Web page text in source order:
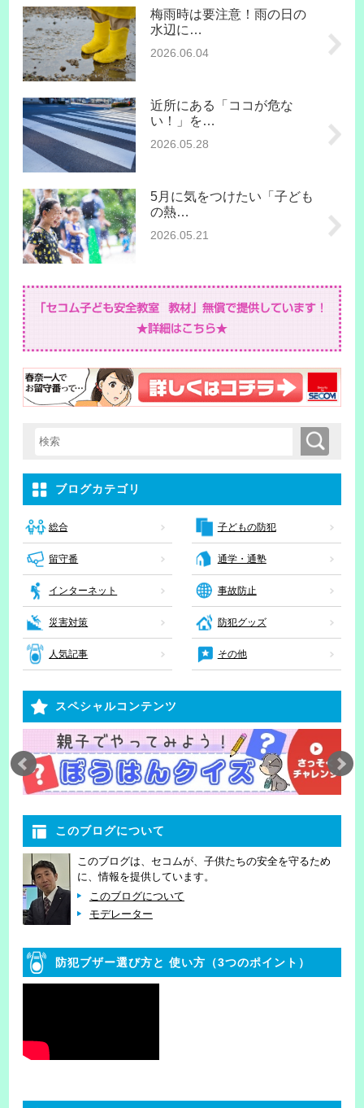
梅雨時は要注意！雨の日の
水辺に…
2026.06.04
近所にある「ココが危な
い！」を…
2026.05.28
5月に気をつけたい「子ども
の熱…
2026.05.21
検索キーワード入力 検索
ブログカテゴリ
総合 子どもの防犯
留守番 通学・通塾
インターネット 事故防止
災害対策 防犯グッズ
人気記事 その他
スペシャルコンテンツ
このブログについて
このブログは、セコムが、子供たちの安全を守るため
に、情報を提供しています。
このブログについて
モデレーター
防犯ブザー選び方と 使い方（3つのポイント）